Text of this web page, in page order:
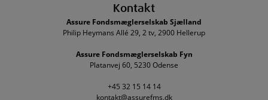
Kontakt
Assure Fondsmæglerselskab Sjælland
Philip Heymans Allé 29, 2 tv, 2900 Hellerup
Assure Fondsmæglerselskab Fyn
Platanvej 60, 5230 Odense
+45 32 15 14 14
kontakt@assurefms.dk